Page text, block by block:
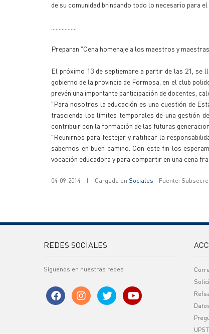
de su comunidad brindando todo lo necesario para
Preparan "Cena homenaje a los maestros y
El próximo 13 de septiembre a partir de las 21, se
gobierno de la provincia de Formosa, en el club
prevén una importante participación de docentes,
"Para nosotros la educación es una cuestión de
trascienda los límites temporales de una gestión
contribuir con la formación de las futuras
"Reunirnos para festejar y ratificar la
sabernos en buen camino. Con este fin los
vocación educadora y para compartir en una cena
04-09-2014 | Cargada en Sociales - Fuente:
REDES SOCIALES
Síguenos en nuestras redes